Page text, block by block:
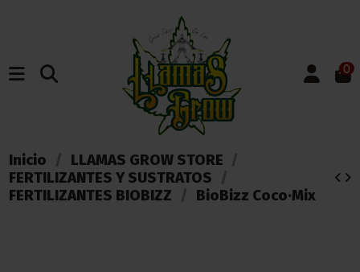
0
Inicio
LLAMAS GROW STORE
FERTILIZANTES Y SUSTRATOS
FERTILIZANTES BIOBIZZ
BioBizz Coco·Mix